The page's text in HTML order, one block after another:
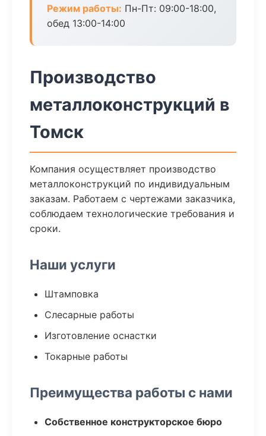
Режим работы: Пн-Пт: 09:00-18:00,
обед 13:00-14:00
Производство
металлоконструкций в
Томск
Компания осуществляет производство
металлоконструкций по индивидуальным
заказам. Работаем с чертежами заказчика,
соблюдаем технологические требования и
сроки.
Наши услуги
Штамповка
Слесарные работы
Изготовление оснастки
Токарные работы
Преимущества работы с нами
Собственное конструкторское бюро